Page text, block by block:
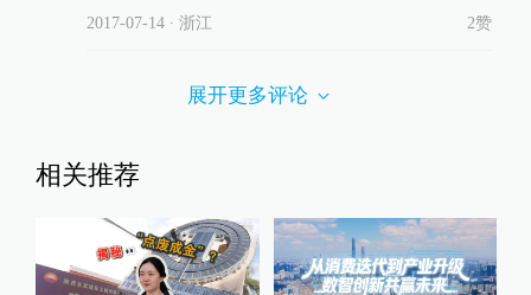
2017-07-14∙ 浙江 2赞
展开更多评论
相关推荐